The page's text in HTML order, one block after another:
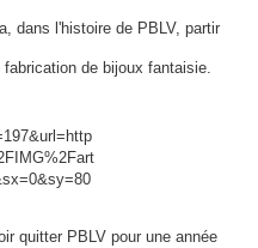
dans l'histoire de PBLV, partir
de bijoux fantaisie.
quitter PBLV pour une année